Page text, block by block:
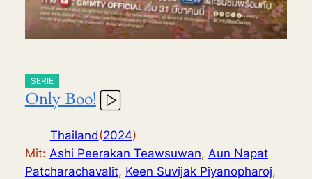
SERIE
Only Boo!
Thailand(2024)
Mit: Ashi Peerakan Teawsuwan, Aun Napat
Patcharachavalit, Keen Suvijak Piyanopharoj,